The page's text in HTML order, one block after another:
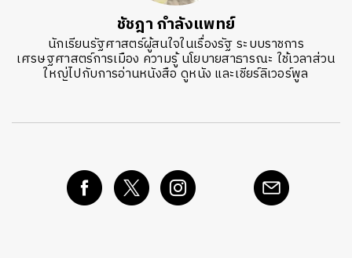
ชัชฎา กำลังแพทย์
นักเรียนรัฐศาสตร์ผู้สนใจในเรื่องรัฐ ระบบราชการ
เศรษฐศาสตร์การเมือง ความรู้ นโยบายสาธารณะ ใช้เวลาส่วน
ใหญ่ไปกับการอ่านหนังสือ ดูหนัง และเชียร์ลิเวอร์พูล